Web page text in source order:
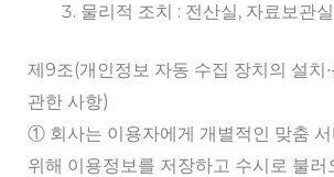
물리적 조치 : 전산실, 자료보관
제9조(개인정보 자동 수집 장치의 설치
관한 사항)
① 회사는 이용자에게 개별적인 맞춤
위해 이용정보를 저장하고 수시로 불러